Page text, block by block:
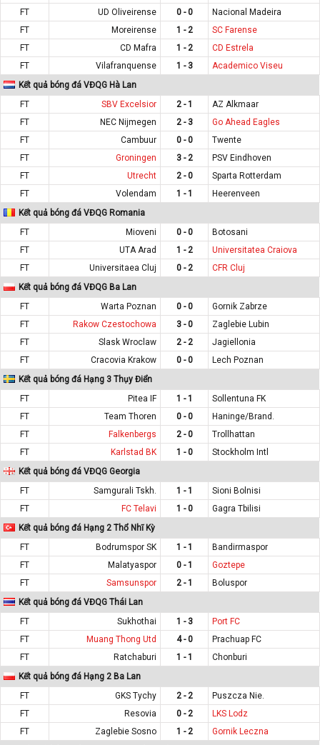
FT
UD Oliveirense 0 - 0
Nacional Madeira
FT
Moreirense 1 - 2
SC Farense
FT
CD Mafra 1 - 2
CD Estrela
FT
Vilafranquense 1 - 3
Academico Viseu
Kết quả bóng đá VĐQG Hà Lan
FT
SBV Excelsior 2 - 1
AZ Alkmaar
FT
NEC Nijmegen 2 - 3
Go Ahead Eagles
FT
Cambuur 0 - 0
Twente
FT
Groningen 3 - 2
PSV Eindhoven
FT
Utrecht 2 - 0
Sparta Rotterdam
FT
Volendam 1 - 1
Heerenveen
Kết quả bóng đá VĐQG Romania
FT
Mioveni 0 - 0
Botosani
FT
UTA Arad 1 - 2
Universitatea Craiova
FT
Universitaea Cluj 0 - 2
CFR Cluj
Kết quả bóng đá VĐQG Ba Lan
FT
Warta Poznan 0 - 0
Gornik Zabrze
FT
Rakow Czestochowa 3 - 0
Zaglebie Lubin
FT
Slask Wroclaw 2 - 2
Jagiellonia
FT
Cracovia Krakow 0 - 0
Lech Poznan
Kết quả bóng đá Hạng 3 Thụy Điển
FT
Pitea IF 1 - 1
Sollentuna FK
FT
Team Thoren 0 - 0
Haninge/Brand.
FT
Falkenbergs 2 - 0
Trollhattan
FT
Karlstad BK 1 - 0
Stockholm Intl
Kết quả bóng đá VĐQG Georgia
FT
Samgurali Tskh. 1 - 1
Sioni Bolnisi
FT
FC Telavi 1 - 0
Gagra Tbilisi
Kết quả bóng đá Hạng 2 Thổ Nhĩ Kỳ
FT
Bodrumspor SK 1 - 1
Bandirmaspor
FT
Malatyaspor 0 - 1
Goztepe
FT
Samsunspor 2 - 1
Boluspor
Kết quả bóng đá VĐQG Thái Lan
FT
Sukhothai 1 - 3
Port FC
FT
Muang Thong Utd 4 - 0
Prachuap FC
FT
Ratchaburi 1 - 1
Chonburi
Kết quả bóng đá Hạng 2 Ba Lan
FT
GKS Tychy 2 - 2
Puszcza Nie.
FT
Resovia 0 - 2
LKS Lodz
FT
Zaglebie Sosno 1 - 2
Gornik Leczna